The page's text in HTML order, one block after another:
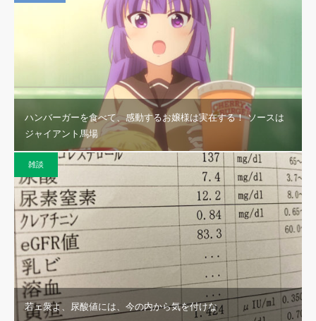
ハンバーガーを食べて、感動するお嬢様は実在する！ ソースは
ジャイアント馬場
雑談
若ェ衆よ、尿酸値には、今の内から気を付けな